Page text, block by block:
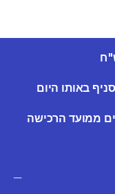
באותו היום